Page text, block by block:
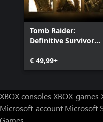
Tomb Raider:
Definitive Survivor
€ 49,99+
XBOX consoles XBOX-games
Microsoft-account Microsoft